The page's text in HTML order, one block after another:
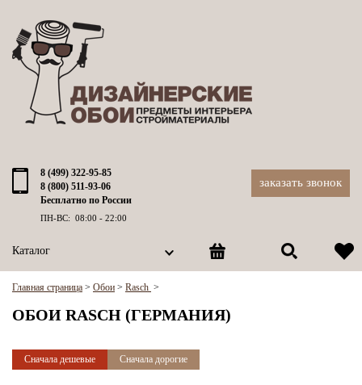
8 (499) 322-95-85
8 (800) 511-93-06
Бесплатно по России
ПН-ВС: 08:00 - 22:00
заказать звонок
Каталог
Главная страница > Обои > Rasch >
ОБОИ RASCH (ГЕРМАНИЯ)
Сначала дешевые Сначала дорогие